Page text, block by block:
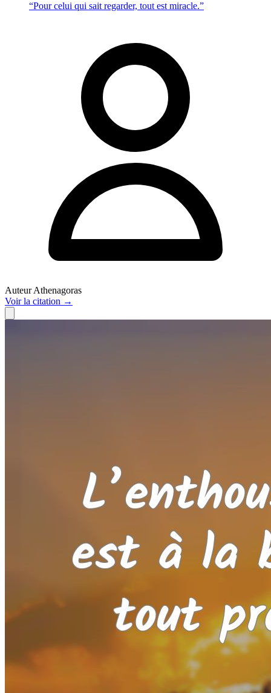
“Pour celui qui sait regarder, tout est miracle.”
Auteur Athenagoras
Voirla citation →